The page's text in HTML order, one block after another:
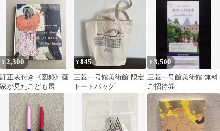
¥2,300
訂正表付き《図録》画
家が見たこども展
¥845
三菱一号館美術館 限定
トートバッグ
¥3,500
三菱一号館美術館 無料
ご招待券